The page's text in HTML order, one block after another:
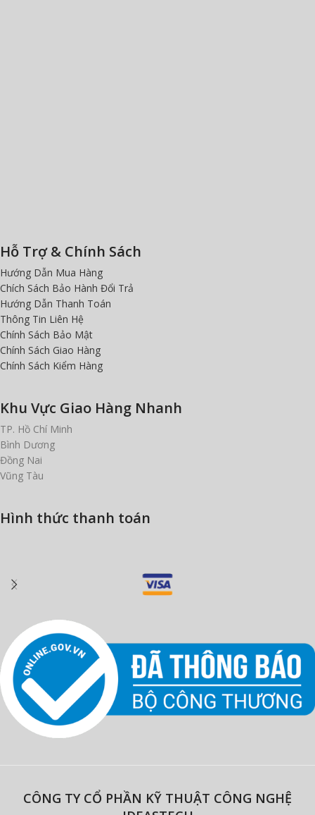
Hỗ Trợ & Chính Sách
Hướng Dẫn Mua Hàng
Chích Sách Bảo Hành Đổi Trả
Hướng Dẫn Thanh Toán
Thông Tin Liên Hệ
Chính Sách Bảo Mật
Chính Sách Giao Hàng
Chính Sách Kiểm Hàng
Khu Vực Giao Hàng Nhanh
TP. Hồ Chí Minh
Bình Dương
Đồng Nai
Vũng Tàu
Hình thức thanh toán
CÔNG TY CỔ PHẦN KỸ THUẬT CÔNG NGHỆ